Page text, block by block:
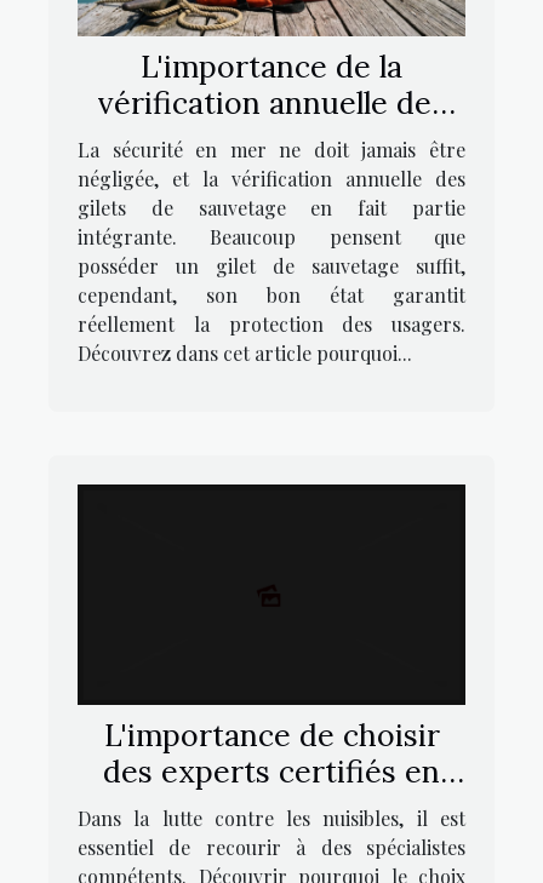
L'importance de la
vérification annuelle des
gilets de sauvetage
La sécurité en mer ne doit jamais être
négligée, et la vérification annuelle des
gilets de sauvetage en fait partie
intégrante. Beaucoup pensent que
posséder un gilet de sauvetage suffit,
cependant, son bon état garantit
réellement la protection des usagers.
Découvrez dans cet article pourquoi...
L'importance de choisir
des experts certifiés en
dératisation
Dans la lutte contre les nuisibles, il est
essentiel de recourir à des spécialistes
compétents. Découvrir pourquoi le choix